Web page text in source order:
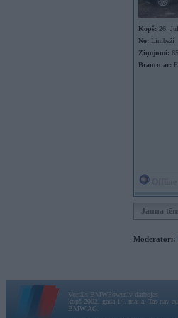
Kopš: 26.
No: Limbaži
Ziņojumi: 65
Braucu ar:
Jauna
Moderatori:
Vortāls BMWPower.lv darbojas
kopš 2002. gada 14. maija. Tas nav
BMW AG.